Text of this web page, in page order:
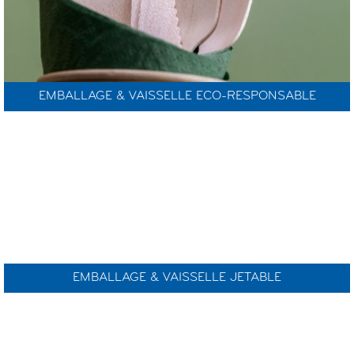
EMBALLAGE & VAISSELLE ECO-RESPONSABLE
EMBALLAGE & VAISSELLE JETABLE